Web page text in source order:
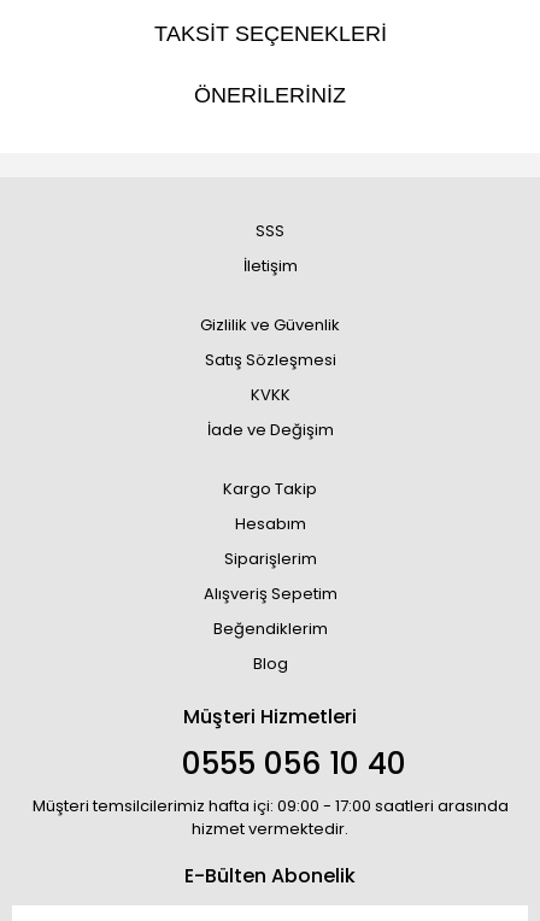
TAKSİT SEÇENEKLERİ
ÖNERİLERİNİZ
SSS
İletişim
Gizlilik ve Güvenlik
Satış Sözleşmesi
KVKK
İade ve Değişim
Kargo Takip
Hesabım
Siparişlerim
Alışveriş Sepetim
Beğendiklerim
Blog
Müşteri Hizmetleri
0555 056 10 40
Müşteri temsilcilerimiz hafta içi: 09:00 - 17:00 saatleri arasında
hizmet vermektedir.
E-Bülten Abonelik